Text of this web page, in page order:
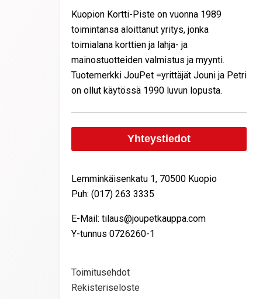
Kuopion Kortti-Piste on vuonna 1989
toimintansa aloittanut yritys, jonka
toimialana korttien ja lahja- ja
mainostuotteiden valmistus ja myynti.
Tuotemerkki JouPet =yrittäjät Jouni ja Petri
on ollut käytössä 1990 luvun lopusta.
Yhteystiedot
Lemminkäisenkatu 1, 70500 Kuopio
Puh: (017) 263 3335
E-Mail: tilaus@joupetkauppa.com
Y-tunnus 0726260-1
Toimitusehdot
Rekisteriseloste